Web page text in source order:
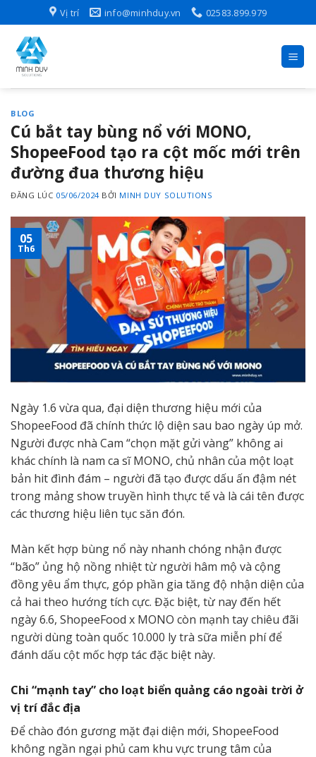
to
content
Vị trí info@minhduy.vn 02583.899.979
BLOG
Cú bắt tay bùng nổ với MONO,
ShopeeFood tạo ra cột mốc mới trên
đường đua thương hiệu
ĐĂNG LÚC 05/06/2024 BỞI MINH DUY SOLUTIONS
05
Th6
Ngày 1.6 vừa qua, đại diện thương hiệu mới của
ShopeeFood đã chính thức lộ diện sau bao ngày úp mở.
Người được nhà Cam “chọn mặt gửi vàng” không ai
khác chính là nam ca sĩ MONO, chủ nhân của một loạt
bản hit đình đám – người đã tạo được dấu ấn đậm nét
trong mảng show truyền hình thực tế và là cái tên được
các thương hiệu liên tục săn đón.
Màn kết hợp bùng nổ này nhanh chóng nhận được
“bão” ủng hộ nồng nhiệt từ người hâm mộ và cộng
đồng yêu ẩm thực, góp phần gia tăng độ nhận diện của
cả hai theo hướng tích cực. Đặc biệt, từ nay đến hết
ngày 6.6, ShopeeFood x MONO còn mạnh tay chiêu đãi
người dùng toàn quốc 10.000 ly trà sữa miễn phí để
đánh dấu cột mốc hợp tác đặc biệt này.
Chi “mạnh tay” cho loạt biển quảng cáo ngoài trời ở
vị trí đắc địa
Để chào đón gương mặt đại diện mới, ShopeeFood
không ngần ngại phủ cam khu vực trung tâm của